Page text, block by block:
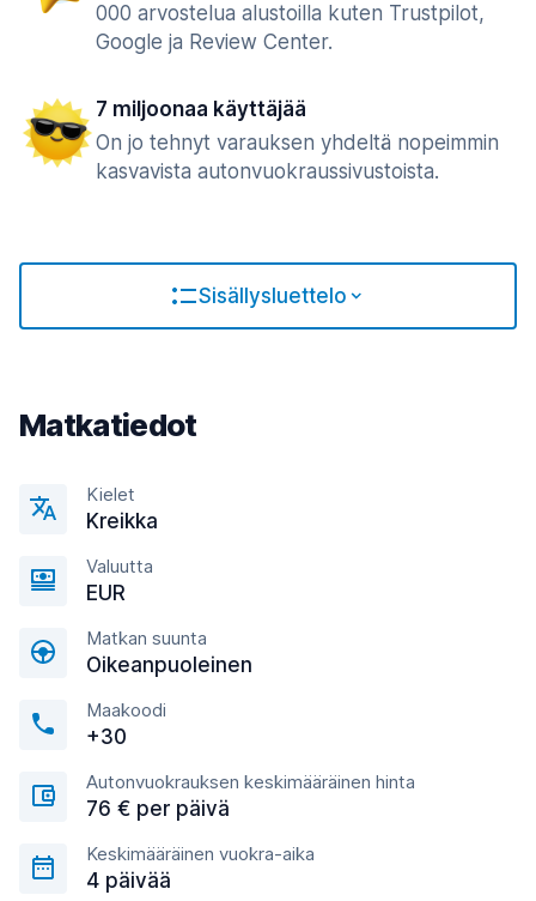
000 arvostelua alustoilla kuten Trustpilot,
Google ja Review Center.
7 miljoonaa käyttäjää
On jo tehnyt varauksen yhdeltä nopeimmin
kasvavista autonvuokraussivustoista.
Sisällysluettelo
Matkatiedot
Kielet
Kreikka
Valuutta
EUR
Matkan suunta
Oikeanpuoleinen
Maakoodi
+30
Autonvuokrauksen keskimääräinen hinta
76 € per päivä
Keskimääräinen vuokra-aika
4 päivää